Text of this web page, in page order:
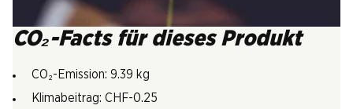
CO₂-Facts für dieses Produkt
CO₂-Emission: 9.39 kg
Klimabeitrag: CHF-0.25